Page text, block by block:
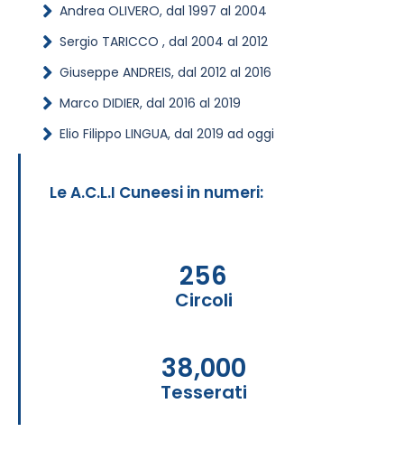
Andrea OLIVERO, dal 1997 al 2004
Sergio TARICCO , dal 2004 al 2012
Giuseppe ANDREIS, dal 2012 al 2016
Marco DIDIER, dal 2016 al 2019
Elio Filippo LINGUA, dal 2019 ad oggi
Le A.C.L.I Cuneesi in numeri:
Circoli
256
Tesserati
38,000